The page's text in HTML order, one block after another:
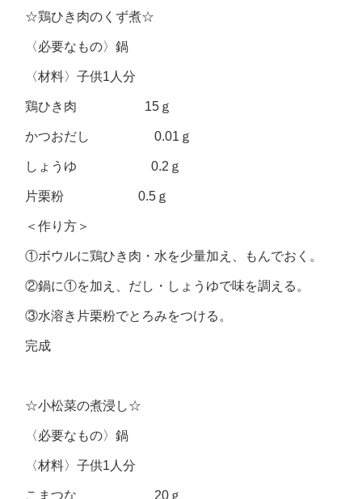
☆鶏ひき肉のくず煮☆
〈必要なもの〉鍋
〈材料〉子供1人分
鶏ひき肉 15ｇ
かつおだし 0.01ｇ
しょうゆ 0.2ｇ
片栗粉 0.5ｇ
＜作り方＞
①ボウルに鶏ひき肉・水を少量加え、もんでおく。
②鍋に①を加え、だし・しょうゆで味を調える。
③水溶き片栗粉でとろみをつける。
完成
☆小松菜の煮浸し☆
〈必要なもの〉鍋
〈材料〉子供1人分
こまつな 20ｇ